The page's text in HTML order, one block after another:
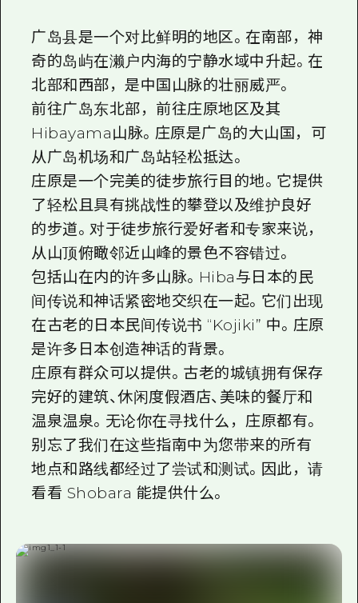
志愿者指南
通过视频介绍广岛县的魅力！
常见问题解答
照片下载
灾难发生期间的交通信息
广岛观光宣传册
广岛县是一个对比鲜明的地区。在南部，神
奇的岛屿在濑户内海的宁静水域中升起。在
北部和西部，是中国山脉的壮丽威严。
前往广岛东北部，前往庄原地区及其
Hibayama山脉。庄原是广岛的大山国，可
从广岛机场和广岛站轻松抵达。
庄原是一个完美的徒步旅行目的地。它提供
了轻松且具有挑战性的攀登以及维护良好
的步道。对于徒步旅行爱好者和专家来说，
从山顶俯瞰邻近山峰的景色不容错过。
包括山在内的许多山脉。Hiba与日本的民
间传说和神话紧密地交织在一起。它们出现
在古老的日本民间传说书 “Kojiki” 中。庄原
是许多日本创造神话的背景。
庄原有群众可以提供。古老的城镇拥有保存
完好的建筑、休闲度假酒店、美味的餐厅和
温泉温泉。无论你在寻找什么，庄原都有。
别忘了我们在这些指南中为您带来的所有
地点和路线都经过了尝试和测试。因此，请
看看 Shobara 能提供什么。